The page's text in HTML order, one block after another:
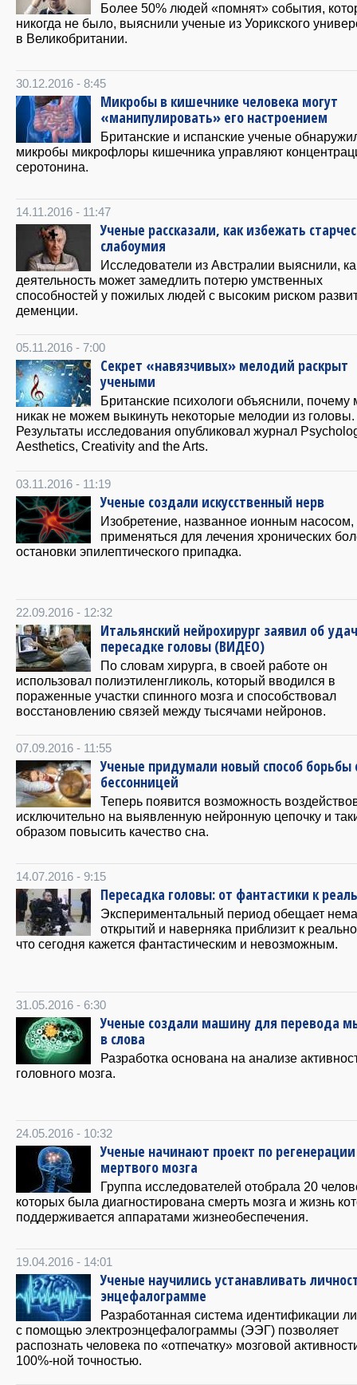
Более 50% людей «помнят» события,
никогда не было, выяснили ученые из Уорикского
в Великобритании.
30.12.2016 - 8:45
Микробы в кишечнике человека могут
«манипулировать» его настроением
Британские и испанские ученые
микробы микрофлоры кишечника управляют
серотонина.
14.11.2016 - 11:47
Ученые рассказали, как избежать
слабоумия
Исследователи из Австралии выяснили,
деятельность может замедлить потерю умственных
способностей у пожилых людей с высоким риском
деменции.
05.11.2016 - 7:00
Cекрет «навязчивых» мелодий раскрыт
учеными
Британские психологи объяснили, почему
никак не можем выкинуть некоторые мелодии из головы.
Результаты исследования опубликовал журнал
Aesthetics, Creativity and the Arts.
03.11.2016 - 11:19
Ученые создали искусственный нерв
Изобретение, названное ионным
применяться для лечения хронических
остановки эпилептического припадка.
22.09.2016 - 12:32
Итальянский нейрохирург заявил об
пересадке головы (ВИДЕО)
По словам хирурга, в своей работе он
использовал полиэтиленгликоль, который вводился в
пораженные участки спинного мозга и способствовал
восстановлению связей между тысячами нейронов.
07.09.2016 - 11:55
Ученые придумали новый способ борьбы
бессонницей
Теперь появится возможность
исключительно на выявленную нейронную цепочку и
образом повысить качество сна.
14.07.2016 - 9:15
Пересадка головы: от фантастики к
Экспериментальный период обещает
открытий и наверняка приблизит к
что сегодня кажется фантастическим и невозможным.
31.05.2016 - 6:30
Ученые создали машину для перевода
в слова
Разработка основана на анализе
головного мозга.
24.05.2016 - 10:32
Ученые начинают проект по регенерации
мертвого мозга
Группа исследователей отобрала 20
которых была диагностирована смерть мозга и жизнь
поддерживается аппаратами жизнеобеспечения.
19.04.2016 - 14:01
Ученые научились устанавливать
энцефалограмме
Разработанная система идентификации
с помощью электроэнцефалограммы (ЭЭГ) позволяет
распознать человека по «отпечатку» мозговой
100%-ной точностью.